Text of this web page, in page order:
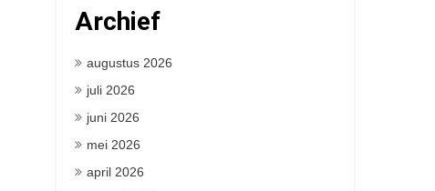
Archief
augustus 2026
juli 2026
juni 2026
mei 2026
april 2026